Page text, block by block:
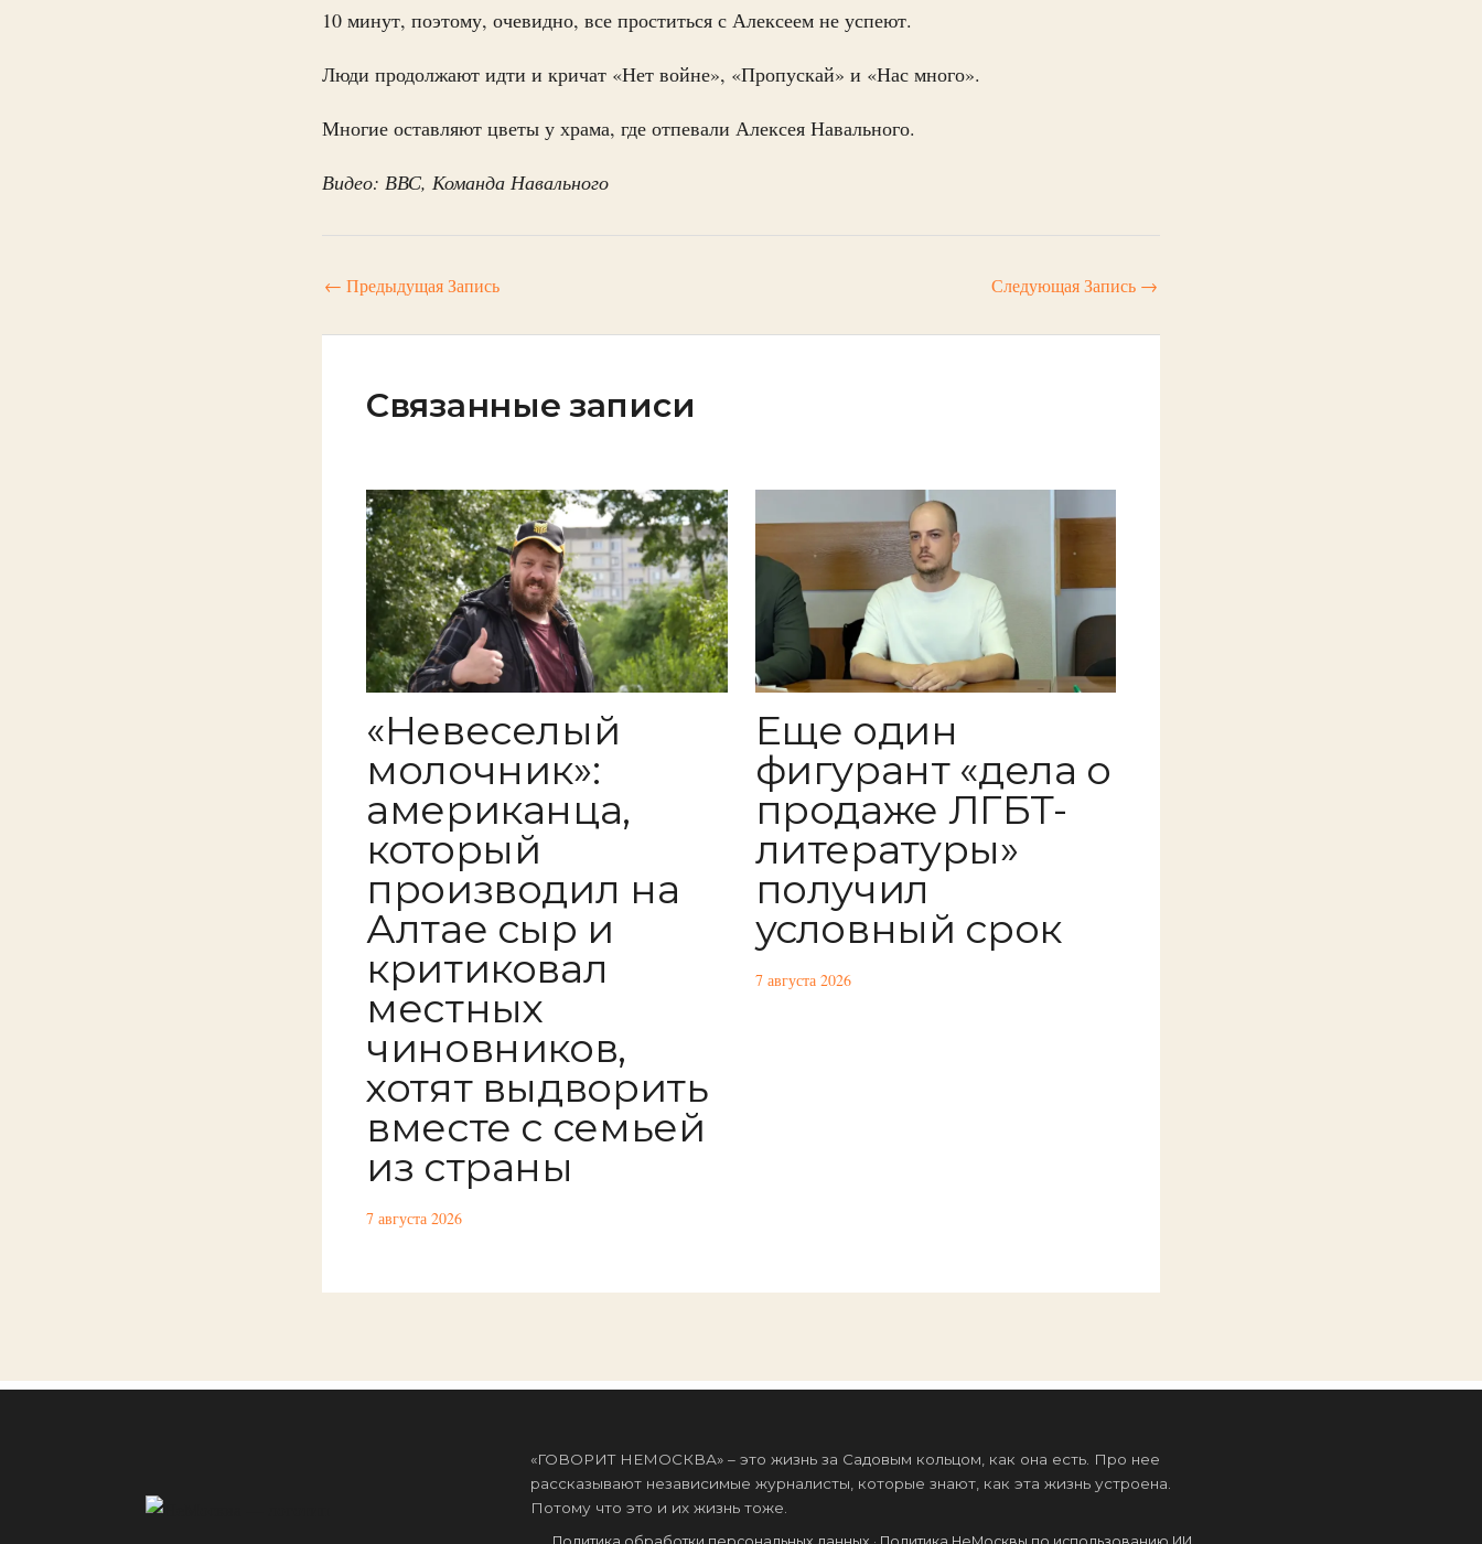
10 минут, поэтому, очевидно, все проститься с Алексеем не успеют.
Люди продолжают идти и кричат «Нет войне», «Пропускай» и «Нас много».
Многие оставляют цветы у храма, где отпевали Алексея Навального.
Видео: ВВС, Команда Навального
← Предыдущая Запись Следующая Запись →
Связанные записи
«Невеселый
молочник»:
американца,
который
производил на
Алтае сыр и
критиковал
местных
чиновников,
хотят выдворить
вместе с семьей
из страны
7 августа 2026
Еще один
фигурант «дела о
продаже ЛГБТ-
литературы»
получил
условный срок
7 августа 2026
«ГОВОРИТ НЕМОСКВА» – это жизнь за Садовым кольцом, как она есть. Про нее
рассказывают независимые журналисты, которые знают, как эта жизнь устроена.
Потому что это и их жизнь тоже.